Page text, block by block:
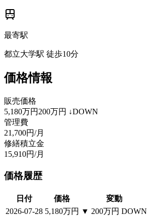
最寄駅
都立大学駅 徒歩10分
価格情報
販売価格
5,180万円 200万円 ↓DOWN
管理費
21,700円/月
修繕積立金
15,910円/月
価格履歴
日付 価格
変動
2026-07-28 5,180万円 ▼ 200万円 DOWN